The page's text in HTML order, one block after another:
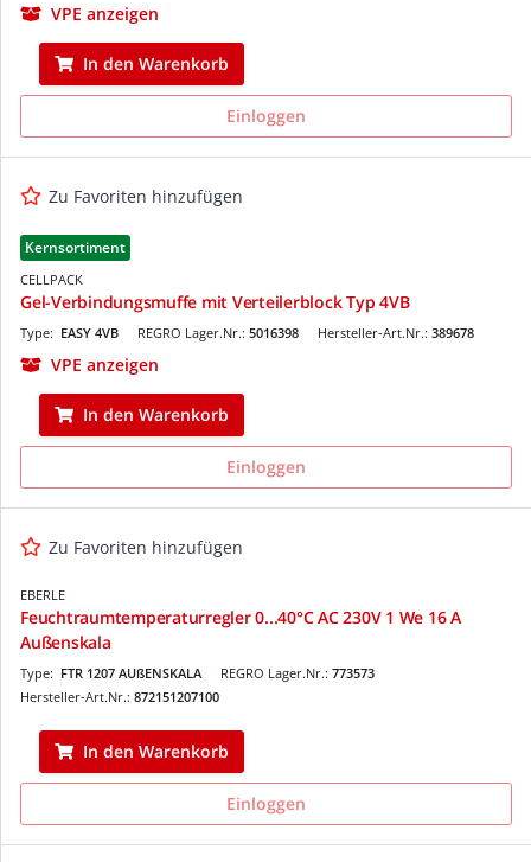
VPE anzeigen
In den Warenkorb
Einloggen
Zu Favoriten hinzufügen
Kernsortiment
CELLPACK
Gel-Verbindungsmuffe mit Verteilerblock Typ 4VB
REGRO Lager.Nr.: 5016398
Type: EASY 4VB Hersteller-Art.Nr.: 389678
VPE anzeigen
In den Warenkorb
Einloggen
Zu Favoriten hinzufügen
EBERLE
Feuchtraumtemperaturregler 0...40°C AC 230V 1 We 16 A
Außenskala
REGRO Lager.Nr.: 773573
Type: FTR 1207 AUßENSKALA
Hersteller-Art.Nr.: 872151207100
In den Warenkorb
Einloggen